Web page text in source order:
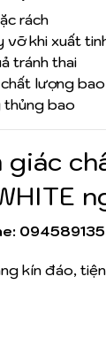
rách
vỡ khi xuất
tránh thai
chất lượng bao
thủng bao
giác
kín đáo,